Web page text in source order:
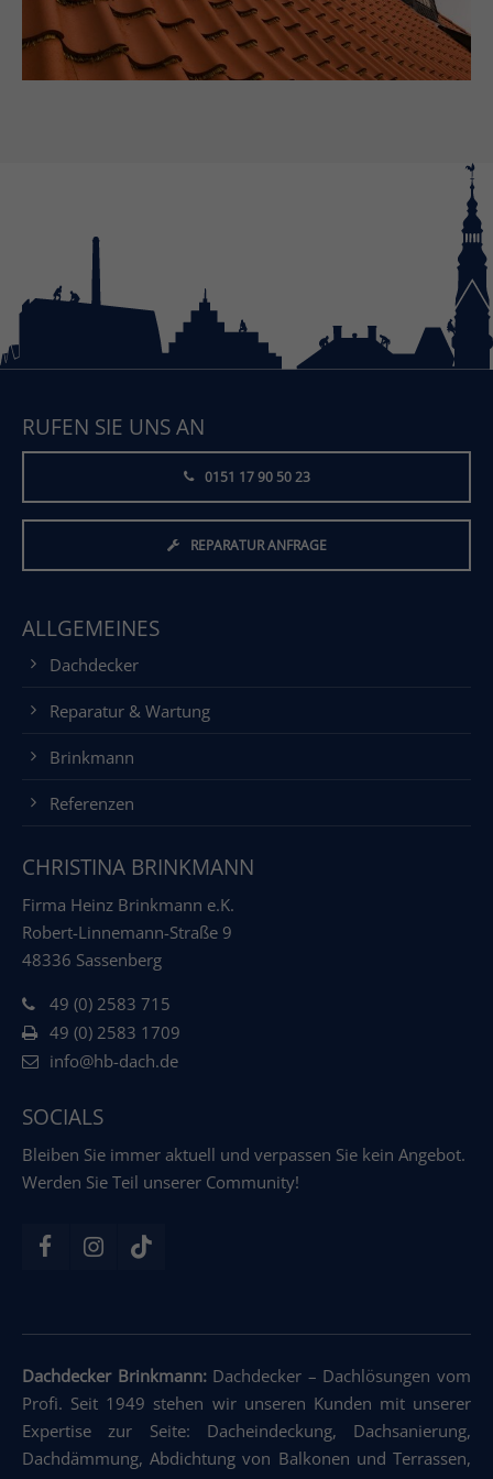
RUFEN SIE UNS AN
0151 17 90 50 23
REPARATUR ANFRAGE
ALLGEMEINES
Dachdecker
Reparatur & Wartung
Brinkmann
Referenzen
CHRISTINA BRINKMANN
Firma Heinz Brinkmann e.K.
Robert-Linnemann-Straße 9
48336 Sassenberg
49 (0) 2583 715
49 (0) 2583 1709
info@hb-dach.de
SOCIALS
Bleiben Sie immer aktuell und verpassen Sie kein Angebot.
Werden Sie Teil unserer Community!
Dachdecker Brinkmann: Dachdecker – Dachlösungen vom
Profi. Seit 1949 stehen wir unseren Kunden mit unserer
Expertise zur Seite: Dacheindeckung, Dachsanierung,
Dachdämmung,Abdichtung von Balkonen und Terrassen,